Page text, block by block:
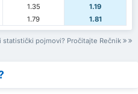
1.35
1.19
1.79 1.81
statistički pojmovi? Pročitajte Rečnik